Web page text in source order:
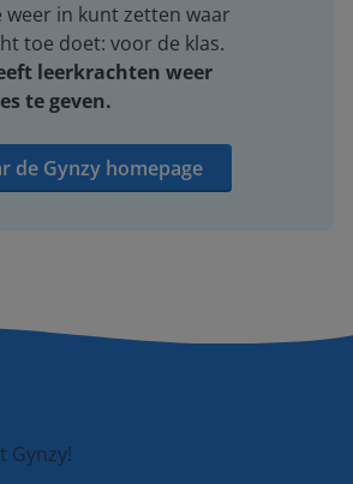
weer in kunt zetten waar
toe doet: voor de klas.
leerkrachten weer
te geven.
de Gynzy homepage
Gynzy!